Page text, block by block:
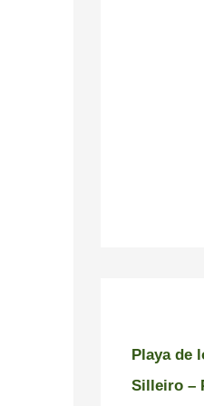
Playa de
Silleiro –